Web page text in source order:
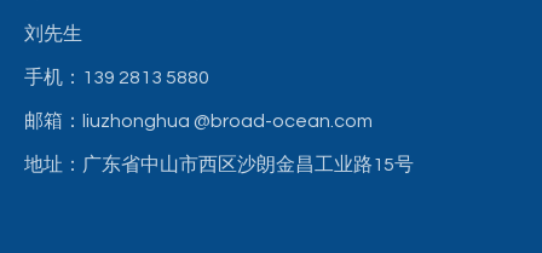
刘先生
手机：139 2813 5880
邮箱：liuzhonghua @broad-ocean.com
地址：广东省中山市西区沙朗金昌工业路15号